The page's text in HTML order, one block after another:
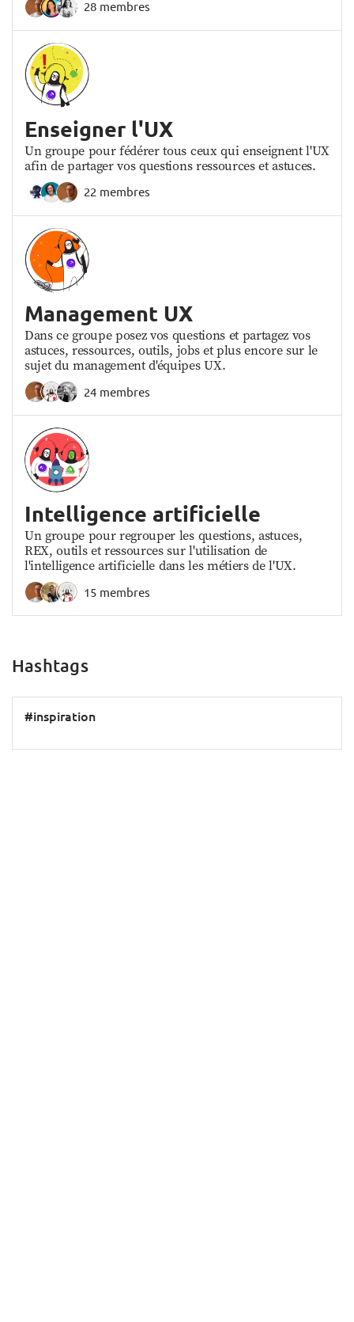
28 membres
Enseigner l'UX
Un groupe pour fédérer tous ceux qui enseignent l'UX
afin de partager vos questions ressources et astuces.
22 membres
Management UX
Dans ce groupe posez vos questions et partagez vos
astuces, ressources, outils, jobs et plus encore sur le
sujet du management d'équipes UX.
24 membres
Intelligence artificielle
Un groupe pour regrouper les questions, astuces,
REX, outils et ressources sur l'utilisation de
l'intelligence artificielle dans les métiers de l'UX.
15 membres
Hashtags
#inspiration